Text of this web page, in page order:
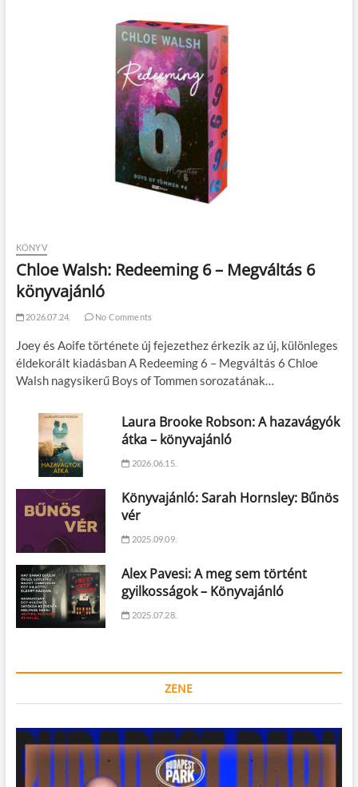
KÖNYV
Chloe Walsh: Redeeming 6 – Megváltás 6
könyvajánló
2026.07.24. No Comments
Joey és Aoife története új fejezethez érkezik az új, különleges
éldekorált kiadásban A Redeeming 6 – Megváltás 6 Chloe
Walsh nagysikerű Boys of Tommen sorozatának…
Laura Brooke Robson: A hazavágyók
átka – könyvajánló
2026.06.15.
Könyvajánló: Sarah Hornsley: Bűnös
vér
2025.09.09.
Alex Pavesi: A meg sem történt
gyilkosságok – Könyvajánló
2025.07.28.
ZENE